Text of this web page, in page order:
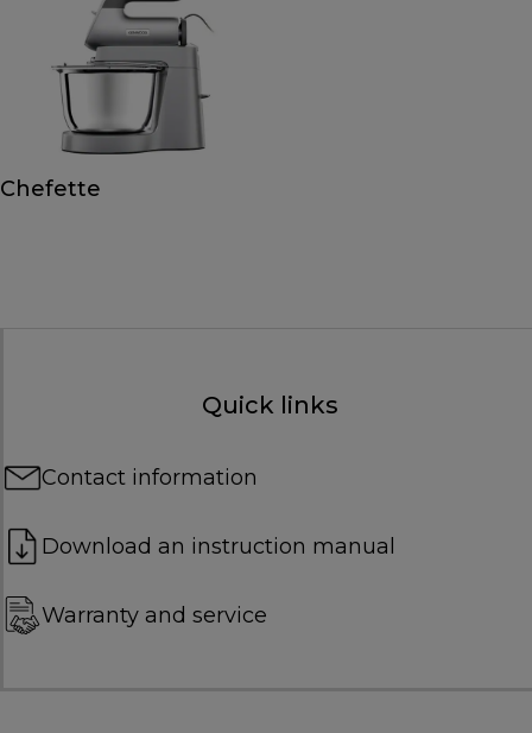
Chefette
Quick links
Contact information
Download an instruction manual
Warranty and service